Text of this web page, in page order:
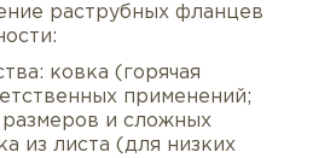
раструбных фланцев
ковка (горячая
применений;
и сложных
из листа (для низких